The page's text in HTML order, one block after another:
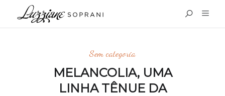
Sem categoria
MELANCOLIA, UMA
LINHA TÊNUE DA